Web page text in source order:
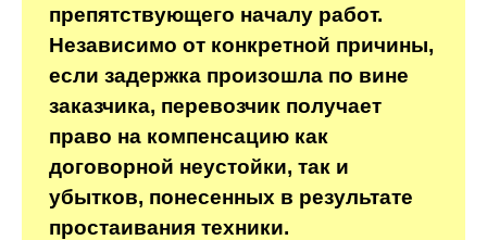
препятствующего началу работ.
Независимо от конкретной причины,
если задержка произошла по вине
заказчика, перевозчик получает
право на компенсацию как
договорной неустойки, так и
убытков, понесенных в результате
простаивания техники.